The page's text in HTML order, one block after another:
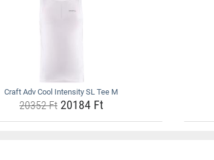
Craft Adv Cool Intensity SL Tee M
20352 Ft20184 Ft